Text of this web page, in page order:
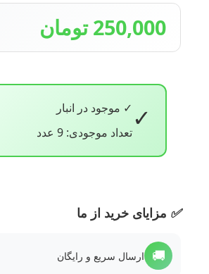
250,000 تومان
✓ ✓ موجود در انبار
تعداد موجودی: 9 عدد
✅ مزایای خرید از ما
🚚 ارسال سریع و رایگان